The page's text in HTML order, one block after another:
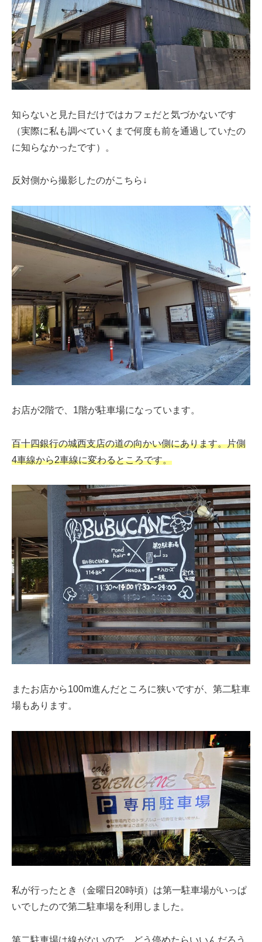
知らないと見た目だけではカフェだと気づかないです
（実際に私も調べていくまで何度も前を通過していたの
に知らなかったです）。
反対側から撮影したのがこちら↓
お店が2階で、1階が駐車場になっています。
百十四銀行の城西支店の道の向かい側にあります。片側
4車線から2車線に変わるところです。
またお店から100m進んだところに狭いですが、第二駐車
場もあります。
私が行ったとき（金曜日20時頃）は第一駐車場がいっぱ
いでしたので第二駐車場を利用しました。